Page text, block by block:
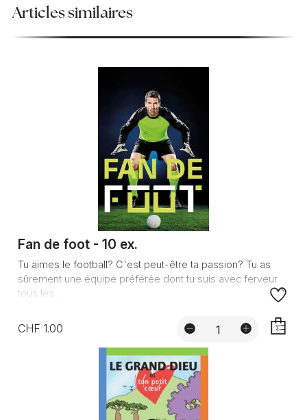
Articles similaires
Fan de foot - 10 ex.
Tu aimes le football? C'est peut-être ta passion? Tu as
sûrement une équipe préférée dont tu suis avec ferveur
tous les ...
CHF 1.00